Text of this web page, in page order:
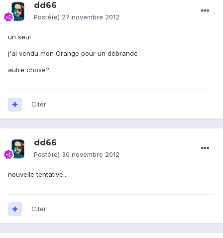
dd66
Posté(e) 27 novembre 2012
un seul
j'ai vendu mon Orange pour un débrandé
autre chose?
Citer
dd66
Posté(e) 30 novembre 2012
nouvelle tentative...
Citer